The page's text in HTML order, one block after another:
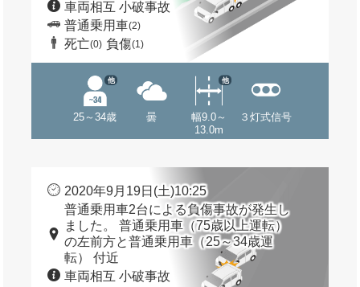
車両相互 小破事故
普通乗用車(2)
死亡(0) 負傷(1)
25～34歳
他
曇
幅9.0～
13.0m
他
３灯式信号
2020年9月19日(土)10:25
普通乗用車2台による負傷事故が発生し
ました。 普通乗用車（75歳以上運転）
の左前方と普通乗用車（25～34歳運
転） 付近
車両相互 小破事故